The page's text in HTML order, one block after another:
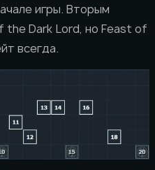
игры. Вторым
Dark Lord, но Feast of
всегда.